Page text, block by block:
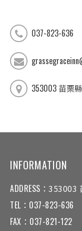
037-823-636
353003 苗栗
INFORMATION
ADDRESS： 353003
TEL： 037-823-636
FAX： 037-821-122